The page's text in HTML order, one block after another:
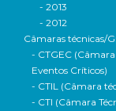
- 2013
- 2012
Câmaras técnicas/
- CTGEC (Câmara
Eventos Críticos)
- CTIL (Câmara
- CTI (Câmara